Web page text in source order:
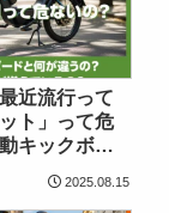
近流行って
ト」って危
キックボー
るの？
2025.08.15